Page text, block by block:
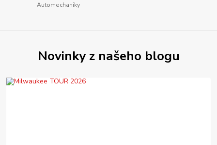
Automechaniky
Novinky z našeho blogu